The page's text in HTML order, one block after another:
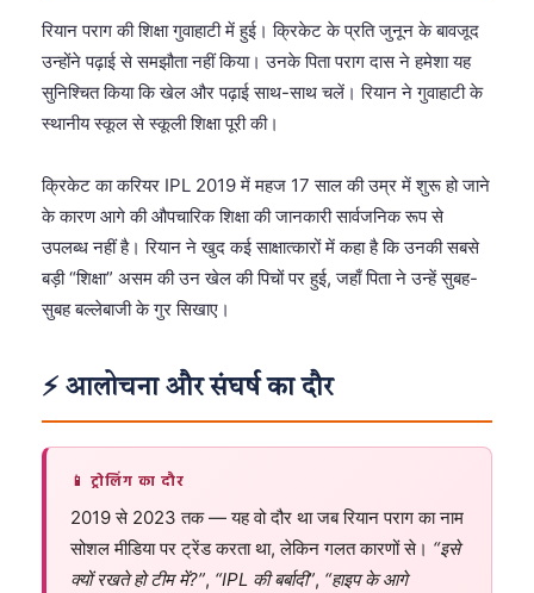
रियान पराग की शिक्षा गुवाहाटी में हुई। क्रिकेट के प्रति जुनून के बावजूद
उन्होंने पढ़ाई से समझौता नहीं किया। उनके पिता पराग दास ने हमेशा यह
सुनिश्चित किया कि खेल और पढ़ाई साथ-साथ चलें। रियान ने गुवाहाटी के
स्थानीय स्कूल से स्कूली शिक्षा पूरी की।
क्रिकेट का करियर IPL 2019 में महज 17 साल की उम्र में शुरू हो जाने
के कारण आगे की औपचारिक शिक्षा की जानकारी सार्वजनिक रूप से
उपलब्ध नहीं है। रियान ने खुद कई साक्षात्कारों में कहा है कि उनकी सबसे
बड़ी “शिक्षा” असम की उन खेल की पिचों पर हुई, जहाँ पिता ने उन्हें सुबह-
सुबह बल्लेबाजी के गुर सिखाए।
⚡ आलोचना और संघर्ष का दौर
📱 ट्रोलिंग का दौर
2019 से 2023 तक — यह वो दौर था जब रियान पराग का नाम
सोशल मीडिया पर ट्रेंड करता था, लेकिन गलत कारणों से। “इसे
क्यों रखते हो टीम में?”, “IPL की बर्बादी”, “हाइप के आगे